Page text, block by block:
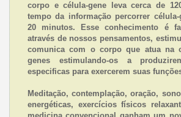
corpo e célula-gene leva cerca de
tempo da informação percorrer
20 minutos. Esse conhecimento é
através de nossos pensamentos,
comunica com o corpo que atua na
genes estimulando-os a
especificas para exercerem suas
Meditação, contemplação, oração,
energéticas, exercícios físicos